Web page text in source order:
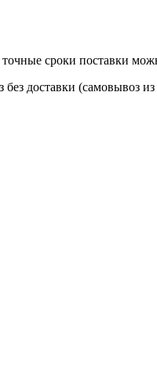
сроки поставки
без доставки